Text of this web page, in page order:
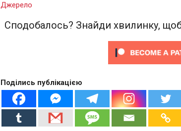
Джерело
Сподобалось? Знайди хвилинку,
Поділись публікацією